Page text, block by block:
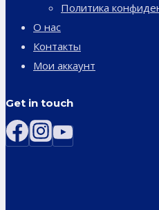
Политика
О нас
Контакты
Мои аккаунт
Get in touch